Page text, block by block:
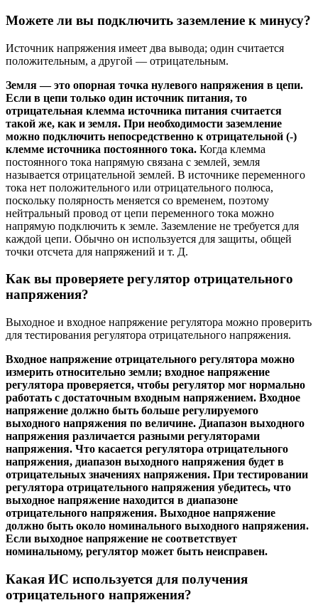
Можете ли вы подключить заземление к минусу?
Источник напряжения имеет два вывода; один считается
положительным, а другой — отрицательным.
Земля — ​​это опорная точка нулевого напряжения в цепи.
Если в цепи только один источник питания, то
отрицательная клемма источника питания считается
такой же, как и земля. При необходимости заземление
можно подключить непосредственно к отрицательной (-)
клемме источника постоянного тока. Когда клемма
постоянного тока напрямую связана с землей, земля
называется отрицательной землей. В источнике переменного
тока нет положительного или отрицательного полюса,
поскольку полярность меняется со временем, поэтому
нейтральный провод от цепи переменного тока можно
напрямую подключить к земле. Заземление не требуется для
каждой цепи. Обычно он используется для защиты, общей
точки отсчета для напряжений и т. Д.
Как вы проверяете регулятор отрицательного
напряжения?
Выходное и входное напряжение регулятора можно проверить
для тестирования регулятора отрицательного напряжения.
Входное напряжение отрицательного регулятора можно
измерить относительно земли; входное напряжение
регулятора проверяется, чтобы регулятор мог нормально
работать с достаточным входным напряжением. Входное
напряжение должно быть больше регулируемого
выходного напряжения по величине. Диапазон выходного
напряжения различается разными регуляторами
напряжения. Что касается регулятора отрицательного
напряжения, диапазон выходного напряжения будет в
отрицательных значениях напряжения. При тестировании
регулятора отрицательного напряжения убедитесь, что
выходное напряжение находится в диапазоне
отрицательного напряжения. Выходное напряжение
должно быть около номинального выходного напряжения.
Если выходное напряжение не соответствует
номинальному, регулятор может быть неисправен.
Какая ИС используется для получения
отрицательного напряжения?